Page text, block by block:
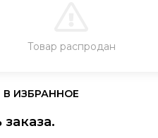
КУПИТЬ В ОДИН КЛИК
Товар распродан